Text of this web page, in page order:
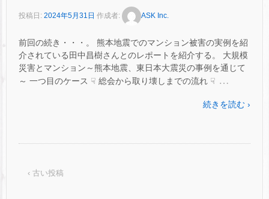
投稿日: 2024年5月31日 作成者: ASK Inc.
前回の続き・・・。 熊本地震でのマンション被害の実例を紹
介されている田中昌樹さんとのレポートを紹介する。 大規模
災害とマンション～熊本地震、東日本大震災の事例を通じて
～ 一つ目のケース ☟ 総会から取り壊しまでの流れ ☟ …
続きを読む ›
‹ 古い投稿